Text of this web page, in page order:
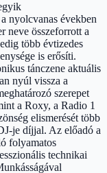
nyolcvanas években
neve összeforrott a
több évtizedes
is erősíti.
tánczene aktuális
nyúl vissza a
szerepet
a Roxy, a Radio 1
elismerését több
je díjjal. Az előadó a
folyamatos
technikai